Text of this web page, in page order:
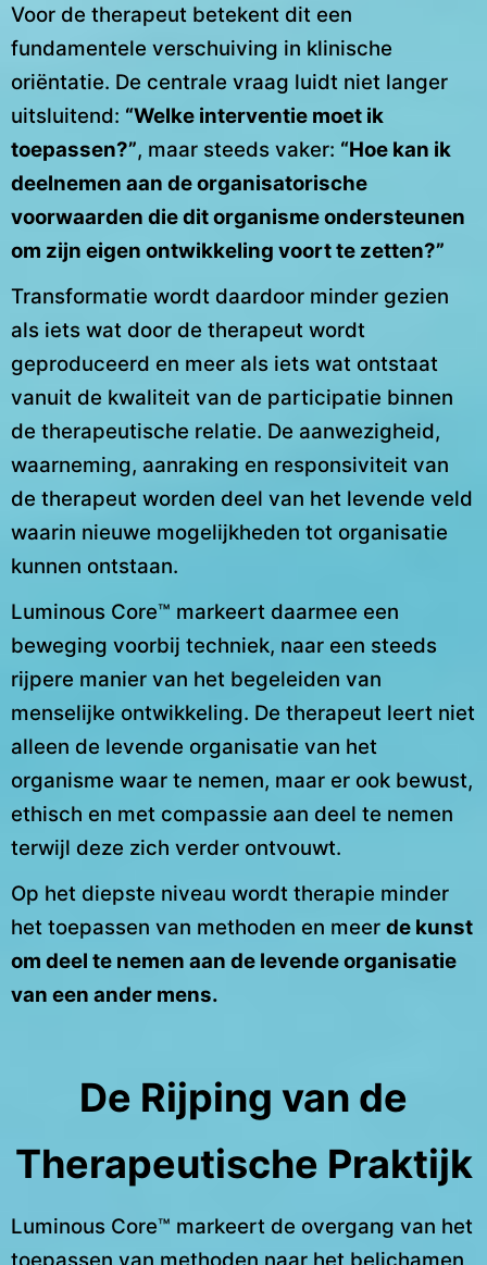
Voor de therapeut betekent dit een
fundamentele verschuiving in klinische
oriëntatie. De centrale vraag luidt niet langer
uitsluitend: “Welke interventie moet ik
toepassen?”, maar steeds vaker: “Hoe kan ik
deelnemen aan de organisatorische
voorwaarden die dit organisme ondersteunen
om zijn eigen ontwikkeling voort te zetten?”
Transformatie wordt daardoor minder gezien
als iets wat door de therapeut wordt
geproduceerd en meer als iets wat ontstaat
vanuit de kwaliteit van de participatie binnen
de therapeutische relatie. De aanwezigheid,
waarneming, aanraking en responsiviteit van
de therapeut worden deel van het levende veld
waarin nieuwe mogelijkheden tot organisatie
kunnen ontstaan.
Luminous Core™ markeert daarmee een
beweging voorbij techniek, naar een steeds
rijpere manier van het begeleiden van
menselijke ontwikkeling. De therapeut leert niet
alleen de levende organisatie van het
organisme waar te nemen, maar er ook bewust,
ethisch en met compassie aan deel te nemen
terwijl deze zich verder ontvouwt.
Op het diepste niveau wordt therapie minder
het toepassen van methoden en meer de kunst
om deel te nemen aan de levende organisatie
van een ander mens.
De Rijping van de
Therapeutische Praktijk
Luminous Core™ markeert de overgang van het
toepassen van methoden naar het belichamen